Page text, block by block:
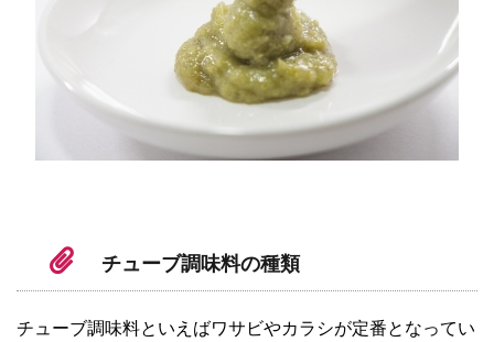
チューブ調味料の種類
チューブ調味料といえばワサビやカラシが定番となってい